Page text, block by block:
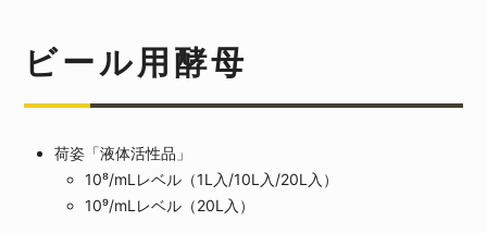
ビール用酵母
荷姿「液体活性品」
10⁸/mLレベル（1L入/10L入/20L入）
10⁹/mLレベル（20L入）